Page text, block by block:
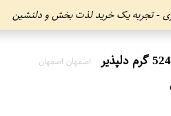
- تجربه یک خرید لذت بخش و دلنشین
اصفهان اصفهان